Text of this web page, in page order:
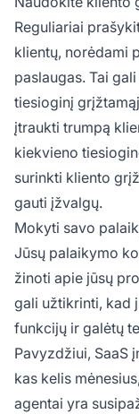
Reguliariai
klientų, norėdami
paslaugas. Tai
tiesioginį
įtraukti trumpą
kiekvieno
surinkti kliento
gauti įžvalgų.
Mokyti savo
Jūsų palaikymo
žinoti apie jūsų
gali užtikrinti, kad
funkcijų ir galėtų
Pavyzdžiui, SaaS
kas kelis
agentai yra